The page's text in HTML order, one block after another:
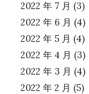
2022 年 7 月 (3)
2022 年 6 月 (4)
2022 年 5 月 (4)
2022 年 4 月 (3)
2022 年 3 月 (4)
2022 年 2 月 (5)